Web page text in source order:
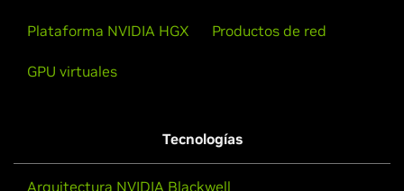
Plataforma NVIDIA HGX Productos de red
GPU virtuales
Tecnologías
Arquitectura NVIDIA Blackwell